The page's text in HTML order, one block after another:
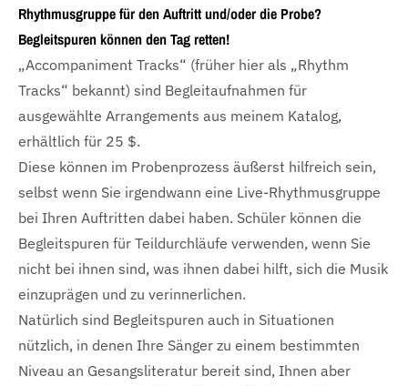
Rhythmusgruppe für den Auftritt und/oder die Probe?
Begleitspuren können den Tag retten!
„Accompaniment Tracks“ (früher hier als „Rhythm
Tracks“ bekannt) sind Begleitaufnahmen für
ausgewählte Arrangements aus meinem Katalog,
erhältlich für 25 $.
Diese können im Probenprozess äußerst hilfreich sein,
selbst wenn Sie irgendwann eine Live-Rhythmusgruppe
bei Ihren Auftritten dabei haben. Schüler können die
Begleitspuren für Teildurchläufe verwenden, wenn Sie
nicht bei ihnen sind, was ihnen dabei hilft, sich die Musik
einzuprägen und zu verinnerlichen.
Natürlich sind Begleitspuren auch in Situationen
nützlich, in denen Ihre Sänger zu einem bestimmten
Niveau an Gesangsliteratur bereit sind, Ihnen aber